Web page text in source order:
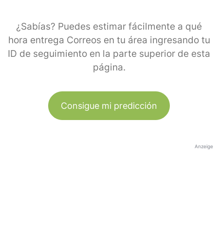
¿Sabías? Puedes estimar fácilmente a qué
hora entrega Correos en tu área ingresando tu
ID de seguimiento en la parte superior de esta
página.
Consigue mi predicción
Anzeige